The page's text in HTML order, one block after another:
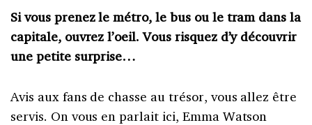
Si vous prenez le métro, le bus ou le tram dans la
capitale, ouvrez l’oeil. Vous risquez d’y découvrir
une petite surprise…
Avis aux fans de chasse au trésor, vous allez être
servis. On vous en parlait ici, Emma Watson